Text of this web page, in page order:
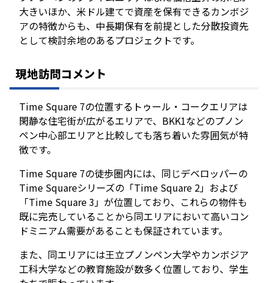
大きいほか、米ドル建てで資産を保有できるカンボジ
アの特徴からも、中長期保有を前提とした分散投資先
として検討余地のあるプロジェクトです。
現地訪問コメント
Time Square 7の位置するトゥール・コークエリアは
閑静な住宅街が広がるエリアで、BKK1などのプノン
ペン中心部エリアと比較しても落ち着いた雰囲気が特
徴です。
Time Square 7の徒歩圏内には、同じデベロッパーの
Time Squareシリーズの「Time Square 2」および
「Time Square 3」が位置しており、これらの物件も
既に完売していることから同エリアにおいて高いコン
ドミニアム需要があることも保証されています。
また、同エリアには王立プノンペン大学やカンボジア
工科大学などの教育施設が数多く位置しており、学生